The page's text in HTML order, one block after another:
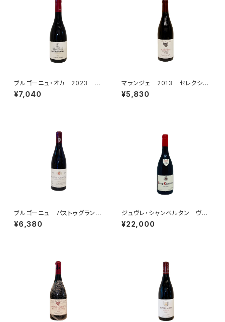
ブルゴーニュ・オカ 2023 シ
プリアン・アルロー
¥7,040
マランジェ 2013 セレクショ
ン・パトリック・クレルジェ
¥5,830
ブルゴーニュ パストゥグラン
2023 ドメーヌ・ジャン=クロ
ード・ラモネ
¥6,380
ジュヴレ・シャンベルタン ヴィ
エイユ・ヴィーニュ 2023 ド
メーヌ・フーリエ
¥22,000